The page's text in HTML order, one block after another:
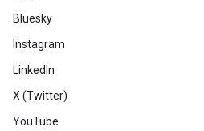
Bluesky
Instagram
LinkedIn
X (Twitter)
YouTube